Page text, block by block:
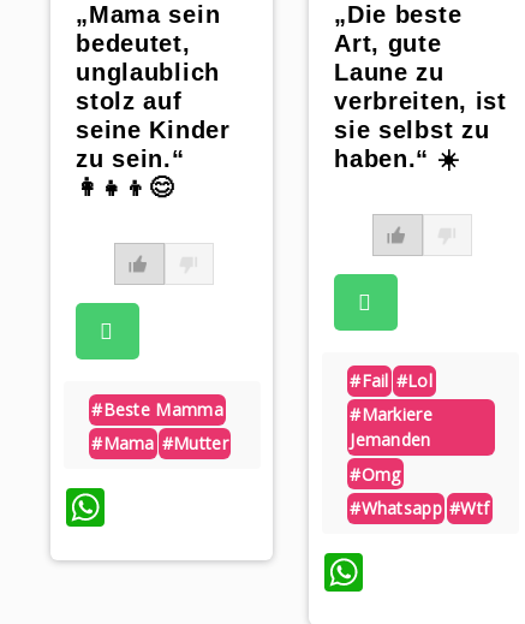
„Mama sein
bedeutet,
unglaublich
stolz auf
seine Kinder
zu sein.“
👩‍👧‍👦😊
#beste Mamma
#mama #mutter
WhatsApp
„Die beste
Art, gute
Laune zu
verbreiten, ist
sie selbst zu
haben.“ ☀️
#fail #lol
#markiere
Jemanden
#omg
#whatsapp #wtf
WhatsApp